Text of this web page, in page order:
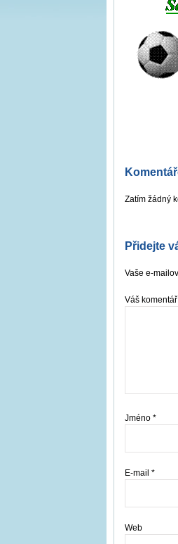
Zatím žádný
Přidejte
Vaše e-
Váš komentář
Jméno *
E-mail *
Web